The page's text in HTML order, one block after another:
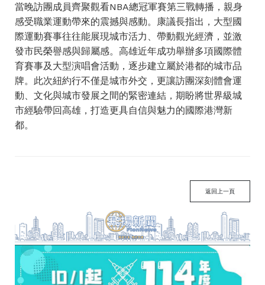
當晚訪團成員齊聚觀看NBA總冠軍賽第三戰轉播，親身
感受職業運動帶來的震撼與感動。康議長指出，大型國
際運動賽事往往能展現城市活力、帶動觀光經濟，並激
發市民榮譽感與歸屬感。高雄近年成功舉辦多項國際體
育賽事及大型演唱會活動，逐步建立屬於港都的城市品
牌。此次紐約行不僅是城市外交，更讓訪團深刻體會運
動、文化與城市發展之間的緊密連結，期盼將世界級城
市經驗帶回高雄，打造更具自信與魅力的國際港灣新
都。
返回上一頁